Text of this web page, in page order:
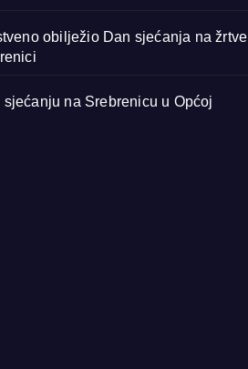
obilježio Dan sjećanja na žrtve
na Srebrenicu u Općoj